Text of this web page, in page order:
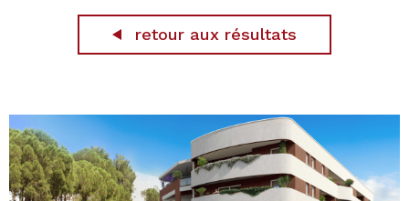
retour aux résultats